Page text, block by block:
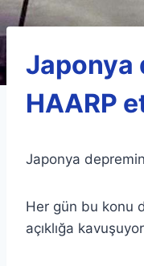
Japonya
HAARP
Japonya
Her gün bu konu
açıklığa